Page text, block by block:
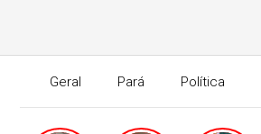
Geral Pará Política